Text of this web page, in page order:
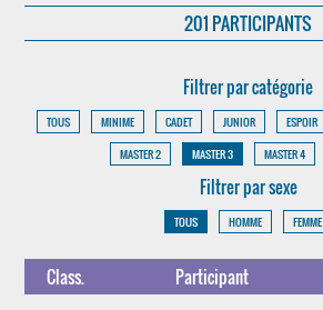
201 PARTICIPANTS
Filtrer par catégorie
TOUS MINIME CADET JUNIOR ESPOIR
MASTER 2
MASTER 3 MASTER 4
Filtrer par sexe
TOUS HOMME FEMME
Class. Participant